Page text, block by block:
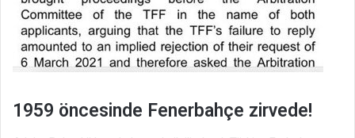
1959 öncesinde Fenerbahçe zirvede!